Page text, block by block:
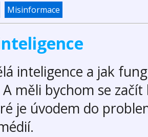
Misinformace
inteligence a jak
měli bychom se
je úvodem do